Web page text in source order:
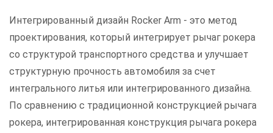
Интегрированный дизайн Rocker Arm - это метод
проектирования, который интегрирует рычаг рокера
со структурой транспортного средства и улучшает
структурную прочность автомобиля за счет
интегрального литья или интегрированного дизайна.
По сравнению с традиционной конструкцией рычага
рокера, интегрированная конструкция рычага рокера